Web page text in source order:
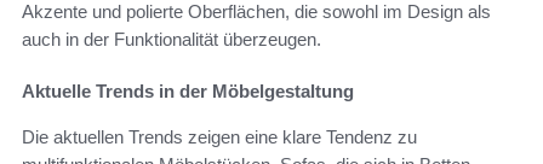
Akzente und polierte Oberflächen, die sowohl im Design als
auch in der Funktionalität überzeugen.
Aktuelle Trends in der Möbelgestaltung
Die aktuellen Trends zeigen eine klare Tendenz zu